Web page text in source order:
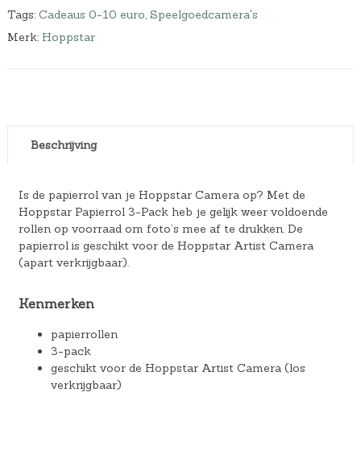
Tags: Cadeaus 0-10 euro, Speelgoedcamera's
Merk: Hoppstar
Beschrijving
Is de papierrol van je Hoppstar Camera op? Met de
Hoppstar Papierrol 3-Pack heb je gelijk weer voldoende
rollen op voorraad om foto’s mee af te drukken. De
papierrol is geschikt voor de Hoppstar Artist Camera
(apart verkrijgbaar).
Kenmerken
papierrollen
3-pack
geschikt voor de Hoppstar Artist Camera (los
verkrijgbaar)